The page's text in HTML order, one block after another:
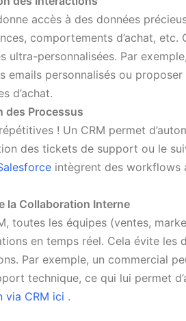
accès à des données
comportements d’achat,
ultra-personnalisées. Par
emails personnalisés ou
d’achat.
des Processus
! Un CRM permet
des tickets de support ou le
intègrent des workflows
la Collaboration Interne
toutes les équipes (ventes,
en temps réel. Cela évite les
Par exemple, un commercial
technique, ce qui lui permet
via CRM ici .